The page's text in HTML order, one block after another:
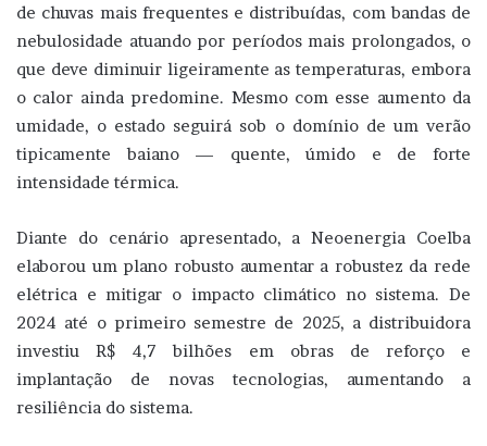
de chuvas mais frequentes e distribuídas, com bandas de
nebulosidade atuando por períodos mais prolongados, o
que deve diminuir ligeiramente as temperaturas, embora
o calor ainda predomine. Mesmo com esse aumento da
umidade, o estado seguirá sob o domínio de um verão
tipicamente baiano — quente, úmido e de forte
intensidade térmica.
Diante do cenário apresentado, a Neoenergia Coelba
elaborou um plano robusto aumentar a robustez da rede
elétrica e mitigar o impacto climático no sistema. De
2024 até o primeiro semestre de 2025, a distribuidora
investiu R$ 4,7 bilhões em obras de reforço e
implantação de novas tecnologias, aumentando a
resiliência do sistema.